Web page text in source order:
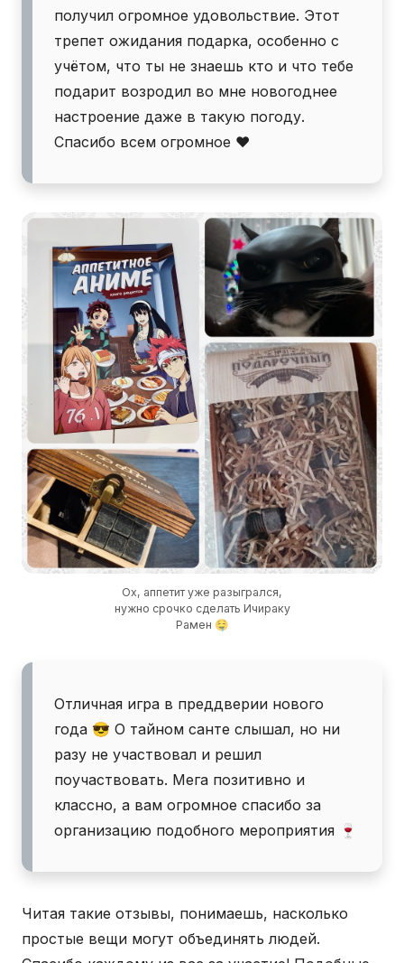
получил огромное удовольствие. Этот
трепет ожидания подарка, особенно с
учётом, что ты не знаешь кто и что тебе
подарит возродил во мне новогоднее
настроение даже в такую погоду.
Спасибо всем огромное ❤️
Отличная игра в преддверии нового
года 😎 О тайном санте слышал, но ни
разу не участвовал и решил
поучаствовать. Мега позитивно и
классно, а вам огромное спасибо за
организацию подобного мероприятия 🍷
Читая такие отзывы, понимаешь, насколько
простые вещи могут объединять людей.